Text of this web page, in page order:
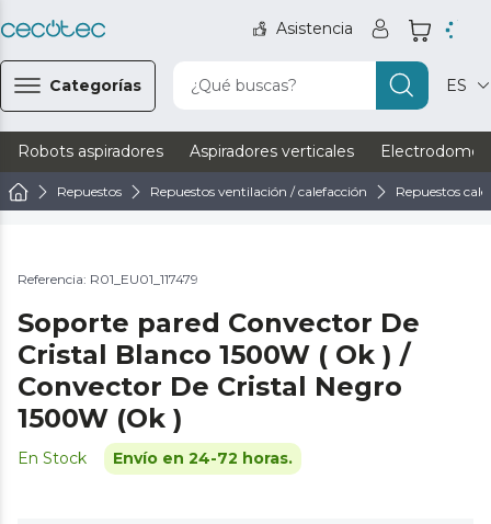
Asistencia
Categorías ¿Qué buscas? ES
Robots aspiradores Aspiradores verticales
Repuestos Repuestos ventilación / calefacción Repuestos
Referencia: R01_EU01_117479
Soporte pared Convector De
Cristal Blanco 1500W ( Ok ) /
Convector De Cristal Negro
1500W (Ok )
En Stock Envío en 24-72 horas.